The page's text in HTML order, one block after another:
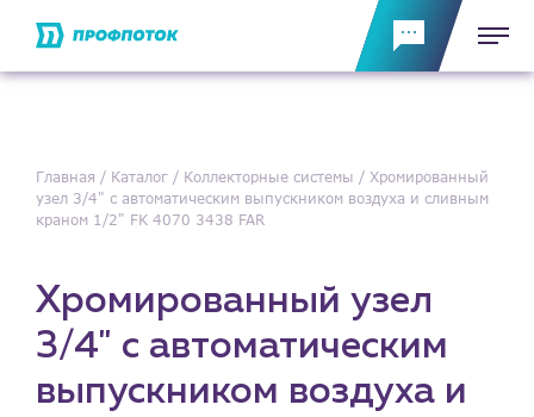
Главная Каталог Коллекторные системы
Хромированный
узел 3/4" с автоматическим выпускником воздуха и сливным
краном 1/2" FK 4070 3438 FAR
Хромированный узел
3/4" с автоматическим
выпускником воздуха и